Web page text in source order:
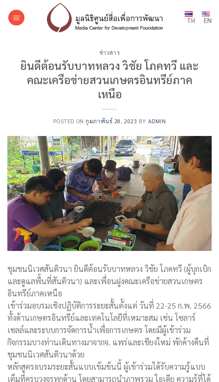
TH EN
ข่าวสาร
ยินดีต้อนรับบาทหลวง วิชัย โภคทวี และ
คณะเครือข่ายสวนเกษตรอินทรีย์ภาค
เหนือ
POSTED ONกุมภาพันธ์ 28, 2023 BY ADMIN
ชุมชนนิเวศสันติวนา ยินดีต้อนรับบาทหลวง วิชัย โภคทวี (ผู้บุกเบิก
และดูแลพื้นที่สันติวนา) และเพื่อนฝูงคณะเครือข่ายสวนเกษตร
อินทรีย์ภาคเหนือ
เข้าร่วมอบรมเชิงปฏิบัติการระยะสั้นตั้งแต่ วันที่ 22-25 ก.พ. 2566
ทั้งด้านเกษตรอินทรีย์และเทคโนโลยีที่เหมาะสม เช่น โซลาร์
เซลล์และระบบการจัดการน้ำเพื่อการเกษตร โดยมีผู้เข้าร่วม
กิจกรรมบางท่านเดินทางมาจากจ. แพร่และเชียงใหม่ พักค้างคืนที่
ชุมชนนิเวศสันติวนาด้วย
หลักสูตรอบรมระยะสั้นแบบเข้มข้นนี้ ผู้เข้าร่วมได้รับความรู้แบบ
เต็มที่ครบวงจรทุกด้าน โดยสามารถนำภาพรวม ไอเดีย ความรู้ที่ได้